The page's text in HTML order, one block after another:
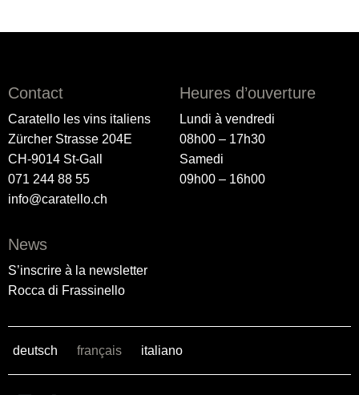
Contact
Caratello les vins italiens
Zürcher Strasse 204E
CH-9014 St-Gall
071 244 88 55
info@caratello.ch
Heures d’ouverture
Lundi à vendredi
08h00 – 17h30
Samedi
09h00 – 16h00
News
S’inscrire à la newsletter
Rocca di Frassinello
deutsch français italiano